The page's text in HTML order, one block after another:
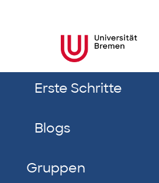
Erste Schritte
Blogs
Gruppen